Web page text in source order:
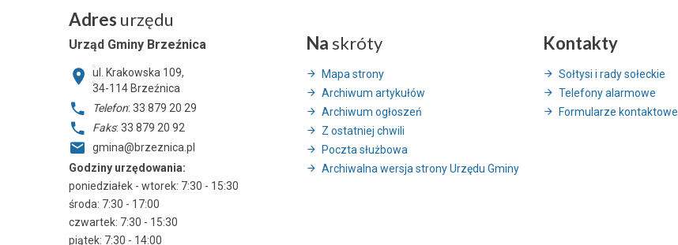
Adres urzędu
Urząd Gminy Brzeźnica
ul. Krakowska 109,
34-114 Brzeźnica
Telefon: 33 879 20 29
Faks: 33 879 20 92
gmina@brzeznica.pl
Godziny urzędowania:
poniedziałek - wtorek: 7:30 - 15:30
środa: 7:30 - 17:00
czwartek: 7:30 - 15:30
piątek: 7:30 - 14:00
Na skróty
Mapa strony
Archiwum artykułów
Archiwum ogłoszeń
Z ostatniej chwili
Poczta służbowa
Archiwalna wersja strony Urzędu Gminy
Kontakty
Sołtysi i rady sołeckie
Telefony alarmowe
Formularze kontaktowe